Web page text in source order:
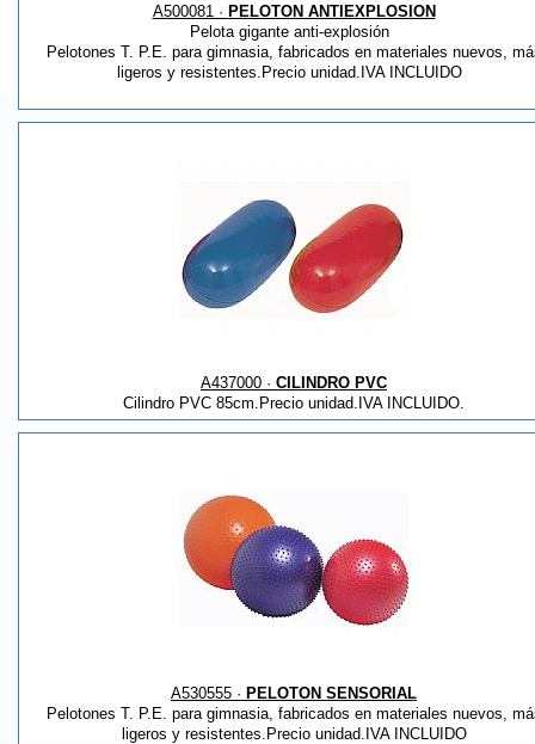
A500081 · PELOTON ANTIEXPLOSION
Pelota gigante anti-explosión
Pelotones T. P.E. para gimnasia, fabricados en materiales nuevos,
ligeros y resistentes.Precio unidad.IVA INCLUIDO
A437000 · CILINDRO PVC
Cilindro PVC 85cm.Precio unidad.IVA INCLUIDO.
A530555 · PELOTON SENSORIAL
Pelotones T. P.E. para gimnasia, fabricados en materiales nuevos,
ligeros y resistentes.Precio unidad.IVA INCLUIDO